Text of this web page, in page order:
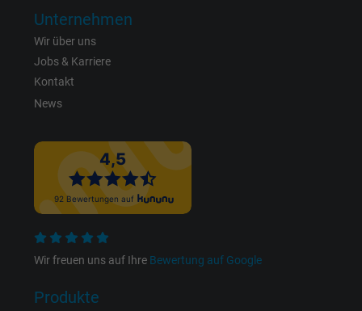
Laufzeit
Zweck
Anbieter Google Ads Conversion Tracking, Google LLC
Laufzeit Persistent
Zweck Dies ist ein Conversion Tracking-Service.
Name
Unternehmen
Wir über uns
Jobs & Karriere
Kontakt
News
Wir freuen uns auf Ihre Bewertung auf Google
Produkte